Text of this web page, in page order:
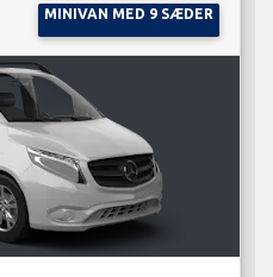
MINIVAN MED 9 SÆDER